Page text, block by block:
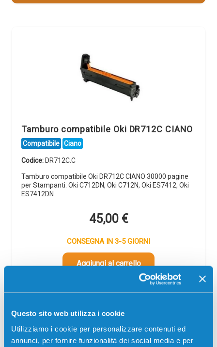
Questo sito web utilizza i cookie
Utilizziamo i cookie per personalizzare contenuti ed
annunci, per fornire funzionalità dei social media e per
Tamburo compatibile Oki DR712C CIANO
Compatibile Ciano
Codice: DR712C.C
Tamburo compatibile Oki DR712C CIANO 30000 pagine
per Stampanti: Oki C712DN, Oki C712N, Oki ES7412, Oki
ES7412DN
45,00 €
CONSEGNA IN 3-5 GIORNI
Aggiungi al carrello
17
Più acquisti, più risparmi: